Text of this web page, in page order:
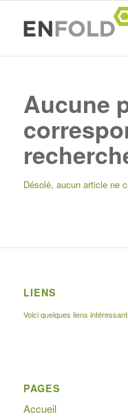
Aucune
Désolé, aucun article ne
LIENS
Voici quelques liens
PAGES
Accueil